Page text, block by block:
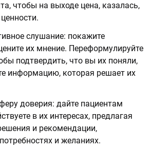
чтобы на выходе цена, казалась,
слушание: покажите
их мнение. Переформулируйте
подтвердить, что вы их поняли,
информацию, которая решает их
доверия: дайте пациентам
в их интересах, предлагая
и рекомендации,
и желаниях.